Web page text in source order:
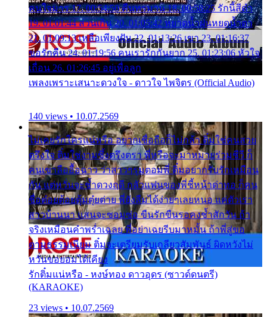
คนใจมาร 17. 00:54:50 คืนทรมาน 18. 00:58:25 รักนี้สีดำ
19. 01:01:44 ส่วนเกิน 20. 01:05:42 หยาดน้ำฝนหยดน้ำตา
21. 01:09:13 เหลือเพียงฝัน 22. 01:13:26 เขา 23. 01:16:37
ขอรักคืน 24. 01:19:56 คนเรารักกันยาก 25. 01:23:06 หัวใจ
เถื่อน 26. 01:26:45 อยู่เพื่อลูก
เพลงเพราะเสนาะดวงใจ - ดาวใจ ไพจิตร (Official Audio)
140 views • 10.07.2569
ไม่เคยรักใครแน่หรือ อยากเชื่อถือก็ไม่กล้า ติ๋มใช่คนสวย
ตรึงใจ ติ๋มใช่งามซึ้งตรึงตรา พี่หรือจะมาหมายร่วมชีวี ก็
คนเขาลืออื้อฉาว ว่าสาวๆรุมตอมพี่ ติ๋มอยากรับรักเหมือน
กัน แต่หวั่นจะช้ำดวงฤดี กลัวแฟนของพี่ชี้หน้าด่าทอ ก็คน
ชื่อต๋อยต้อยตุ้มตุ๋ยต่าย พี่ยังลืมได้ง่ายๆเลยหนอ แค่ตัวเรา
สาวบ้านนา แสนจะซอมซ่อ ขืนรักขืนรอคงช้ำสักวัน ถ้า
จริงเหมือนคำพร่ำเฉลย พี่อย่าเฉยรีบมาหมั้น ถ้าพี่สู่ขอ
ตามธรรมเนียม ติ๋มจะเตรียมรับเกลียวสัมพันธ์ ผิดหวังไม่
หวั่นขอยอมได้เคียง
รักติ๋มแน่หรือ - หงษ์ทอง ดาวอุดร (ซาวด์ดนตรี)
(KARAOKE)
23 views • 10.07.2569